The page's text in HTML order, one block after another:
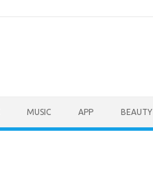
MUSIC APP BEAUTY